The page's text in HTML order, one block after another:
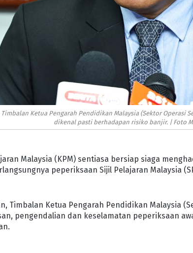
Timbalan Ketua Pengarah Pendidikan Malaysia (Sektor Operasi
dikenal pasti berhadapan risiko banjir. | Foto
Malaysia (KPM) sentiasa bersiap siaga
peperiksaan Sijil Pelajaran Malaysia
Timbalan Ketua Pengarah Pendidikan Malaysia
pengendalian dan keselamatan peperiksaan